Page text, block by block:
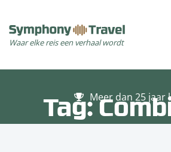
Waar elke reis een verhaal wordt
Meer dan 25 jaar
Tag: